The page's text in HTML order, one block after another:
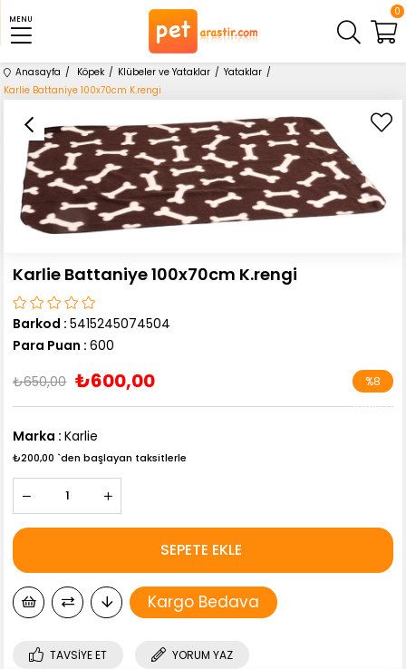
MENU
0
Anasayfa Köpek Klübeler ve Yataklar
Yataklar
Karlie Battaniye 100x70cm K.rengi
Karlie Battaniye 100x70cm K.rengi
Barkod : 5415245074504
Para Puan : 600
₺650,00 ₺600,00 %8
İndirim
Marka : Karlie
₺200,00 `den başlayan taksitlerle
Kargo Bedava
TAVSIYE ET YORUM YAZ